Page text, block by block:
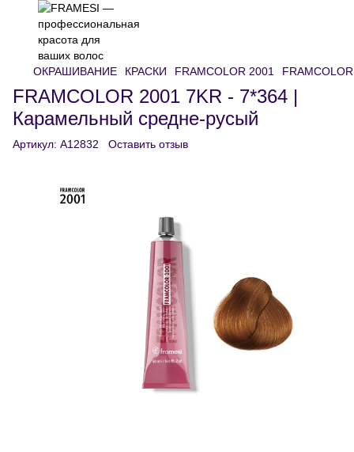
ОКРАШИВАНИЕ КРАСКИ FRAMCOLOR 2001
FRAMCOLOR 2001 7KR - 7*364 |
Карамельный средне-русый
Артикул: A12832 Оставить отзыв